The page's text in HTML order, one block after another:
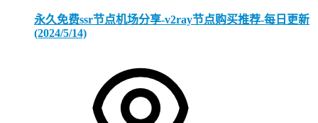
永久免费ssr节点机场分享-v2ray节点购买推荐-每日更新
(2024/5/14)